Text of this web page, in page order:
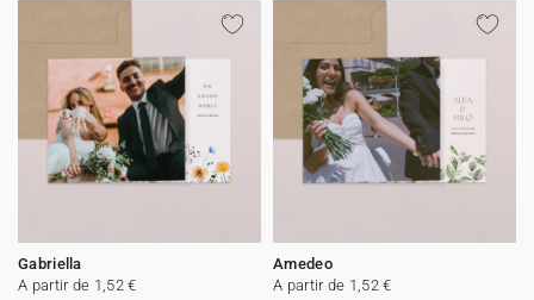
Gabriella
A partir de 1,52 €
Amedeo
A partir de 1,52 €